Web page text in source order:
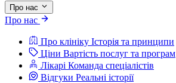
Про нас
Про нас
Про клініку Історія та принципи
Ціни Вартість послуг та програм
Лікарі Команда спеціалістів
Відгуки Реальні історії